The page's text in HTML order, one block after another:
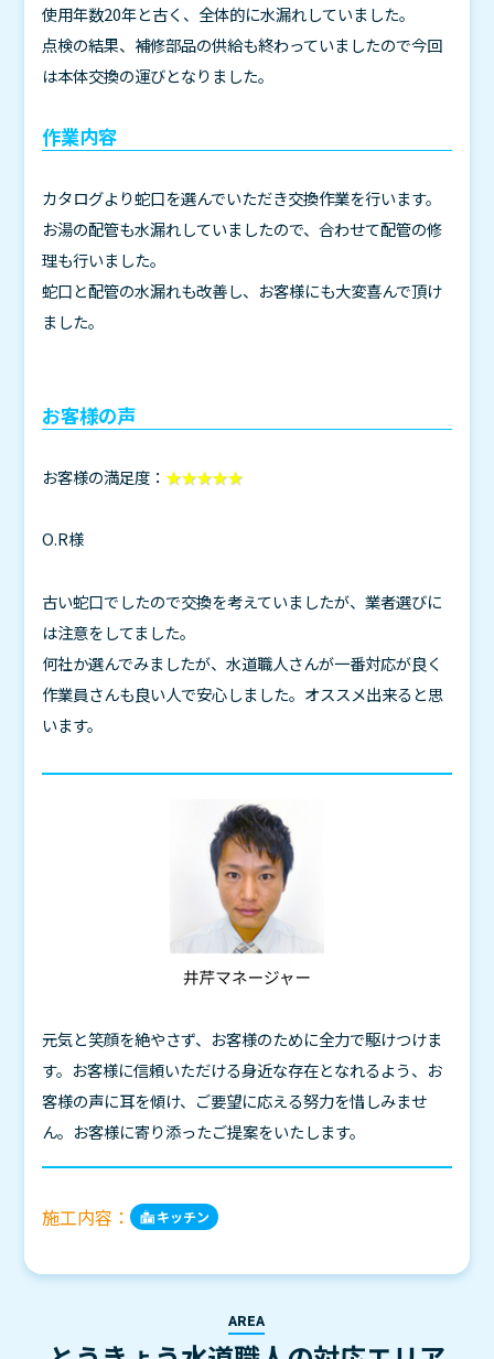
使用年数20年と古く、全体的に水漏れしていました。
点検の結果、補修部品の供給も終わっていましたので今回
は本体交換の運びとなりました。
作業内容
カタログより蛇口を選んでいただき交換作業を行います。
お湯の配管も水漏れしていましたので、合わせて配管の修
理も行いました。
蛇口と配管の水漏れも改善し、お客様にも大変喜んで頂け
ました。
お客様の声
お客様の満足度：★★★★★
O.R様
古い蛇口でしたので交換を考えていましたが、業者選びに
は注意をしてました。
何社か選んでみましたが、水道職人さんが一番対応が良く
作業員さんも良い人で安心しました。オススメ出来ると思
います。
元気と笑顔を絶やさず、お客様のために全力で駆けつけま
す。お客様に信頼いただける身近な存在となれるよう、お
客様の声に耳を傾け、ご要望に応える努力を惜しみませ
ん。お客様に寄り添ったご提案をいたします。
施工内容： キッチン
AREA